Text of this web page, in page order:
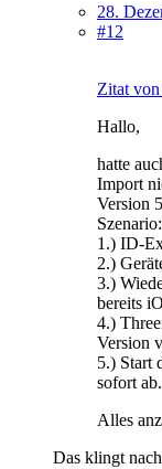
28.
#12
Zitat
Hallo,
hatte
Import
Version
Szenario:
1.) ID-
2.)
3.)
bereits
4.)
Version
5.) Start
sofort ab.
Alles
Das klingt